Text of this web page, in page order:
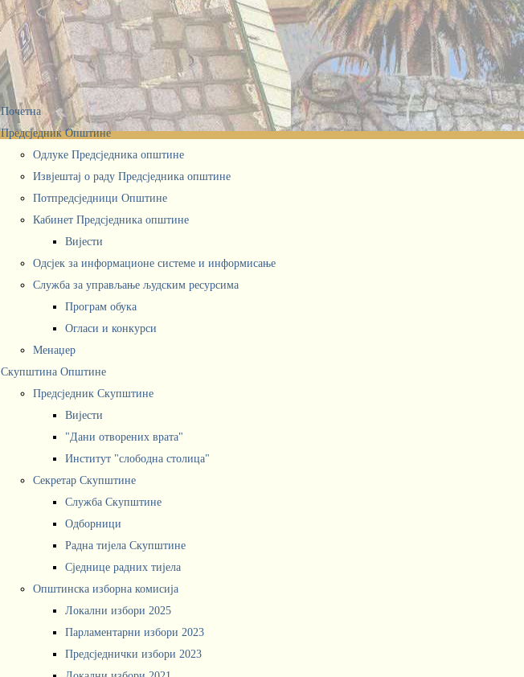
Почетна
Предсједник Општине
Одлуке Предсједника општине
Извјештај о раду Предсједника општине
Потпредсједници Општине
Кабинет Предсједника oпштине
Вијести
Одсјек за информационе системе и информисање
Служба за управљање људским ресурсима
Програм обука
Огласи и конкурси
Менаџер
Скупштина Општине
Предсједник Скупштине
Вијести
"Дани отворених врата"
Институт "слободна столица"
Секретар Скупштине
Служба Скупштине
Одборници
Радна тијела Скупштине
Сједнице радних тијела
Општинска изборна комисија
Локални избори 2025
Парламентарни избори 2023
Предсједнички избори 2023